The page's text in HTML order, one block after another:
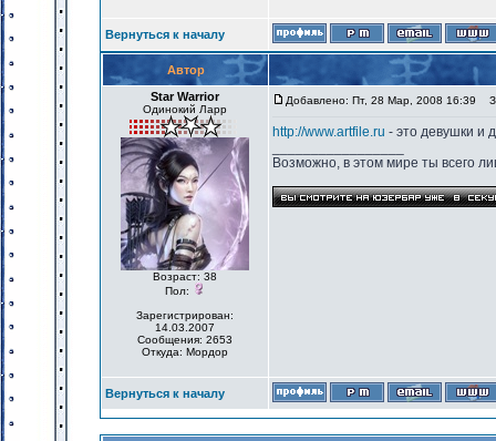
Вернуться к началу
Автор
Star Warrior
Одинокий Ларр
Возраст: 38
Пол:
Зарегистрирован:
14.03.2007
Сообщения: 2653
Откуда: Мордор
Добавлено: Пт, 28 Мар, 2008 16:39
http://www.artfile.ru - это девушки и
Возможно, в этом мире ты всего
Вернуться к началу